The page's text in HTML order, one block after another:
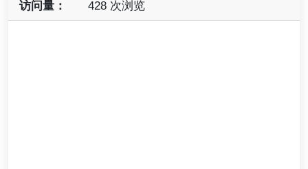
访问量：
428 次浏览